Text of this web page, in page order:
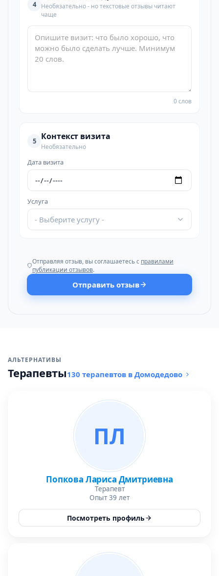
4
Необязательно - но текстовые отзывы читают
чаще
0 слов
5 Контекст визита
Необязательно
Дата визита
Услуга
- Выберите услугу -
Отправляя отзыв, вы соглашаетесь с правилами
публикации отзывов.
Отправить отзыв
АЛЬТЕРНАТИВЫ
Терапевты130 терапевтов в Домодедово
ПЛ
Попкова Лариса Дмитриевна
Терапевт
Опыт 39 лет
Посмотреть профиль